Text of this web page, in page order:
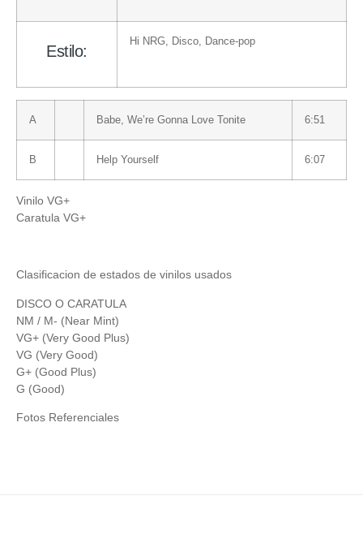
Estilo:
Hi NRG Disco Dance-pop
A Babe, We’re Gonna Love Tonite 6:51
B Help Yourself 6:07
Vinilo VG+
Caratula VG+
Clasificacion de estados de vinilos usados
DISCO O CARATULA
NM / M- (Near Mint)
VG+ (Very Good Plus)
VG (Very Good)
G+ (Good Plus)
G (Good)
Fotos Referenciales